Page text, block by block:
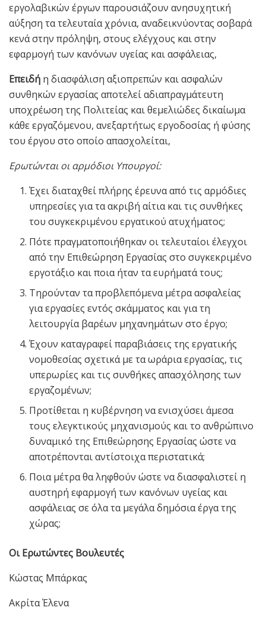
εργολαβικών έργων παρουσιάζουν ανησυχητική
αύξηση τα τελευταία χρόνια, αναδεικνύοντας σοβαρά
κενά στην πρόληψη, στους ελέγχους και στην
εφαρμογή των κανόνων υγείας και ασφάλειας,
Επειδή η διασφάλιση αξιοπρεπών και ασφαλών
συνθηκών εργασίας αποτελεί αδιαπραγμάτευτη
υποχρέωση της Πολιτείας και θεμελιώδες δικαίωμα
κάθε εργαζόμενου, ανεξαρτήτως εργοδοσίας ή φύσης
του έργου στο οποίο απασχολείται,
Ερωτώνται οι αρμόδιοι Υπουργοί:
Έχει διαταχθεί πλήρης έρευνα από τις αρμόδιες
υπηρεσίες για τα ακριβή αίτια και τις συνθήκες
του συγκεκριμένου εργατικού ατυχήματος;
Πότε πραγματοποιήθηκαν οι τελευταίοι έλεγχοι
από την Επιθεώρηση Εργασίας στο συγκεκριμένο
εργοτάξιο και ποια ήταν τα ευρήματά τους;
Τηρούνταν τα προβλεπόμενα μέτρα ασφαλείας
για εργασίες εντός σκάμματος και για τη
λειτουργία βαρέων μηχανημάτων στο έργο;
Έχουν καταγραφεί παραβιάσεις της εργατικής
νομοθεσίας σχετικά με τα ωράρια εργασίας, τις
υπερωρίες και τις συνθήκες απασχόλησης των
εργαζομένων;
Προτίθεται η κυβέρνηση να ενισχύσει άμεσα
τους ελεγκτικούς μηχανισμούς και το ανθρώπινο
δυναμικό της Επιθεώρησης Εργασίας ώστε να
αποτρέπονται αντίστοιχα περιστατικά;
Ποια μέτρα θα ληφθούν ώστε να διασφαλιστεί η
αυστηρή εφαρμογή των κανόνων υγείας και
ασφάλειας σε όλα τα μεγάλα δημόσια έργα της
χώρας;
Οι Ερωτώντες Βουλευτές
Κώστας Μπάρκας
Ακρίτα Έλενα